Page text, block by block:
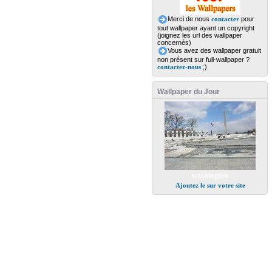
Merci de nous contacterpour
tout wallpaper ayant un copyright
(joignez les url des wallpaper
concernés)
Vous avez des wallpaper gratuit
non présent sur full-wallpaper ?
contactez-nous;)
Wallpaper du Jour
Ajoutez le sur votre site